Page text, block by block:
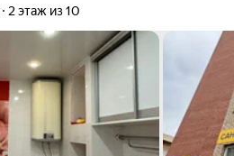
2 этаж из 10